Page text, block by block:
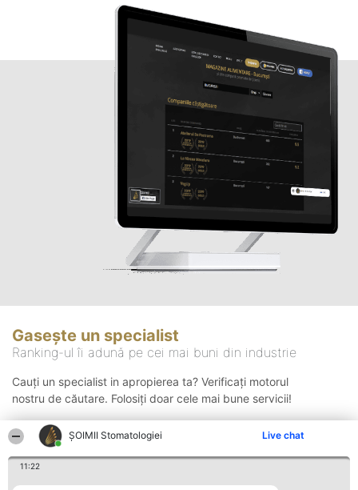
ȘOIMII Stomatologiei Live chat
11:22
Gasește un specialist
Ranking-ul îi adună pe cei mai buni din industrie
Cauți un specialist in apropierea ta? Verificați motorul
nostru de căutare. Folosiți doar cele mai bune servicii!